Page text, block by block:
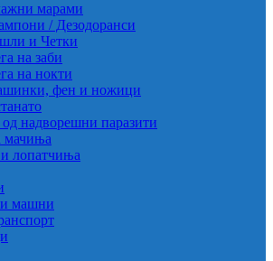
марами
/ Дезодоранси
и Четки
на заби
на нокти
фен и ножици
надворешни паразити
мачиња
лопатчиња
машни